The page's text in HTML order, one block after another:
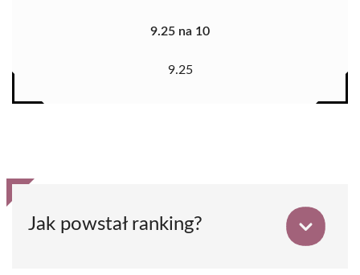
9.25 na 10
9.25
Jak powstał ranking?